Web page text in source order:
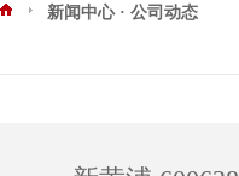
新闻中心 · 公司动态